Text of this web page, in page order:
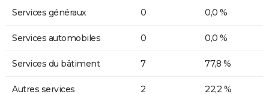
Services généraux 0 0,0 %
Services automobiles 0 0,0 %
Services du bâtiment 7 77,8 %
Autres services 2 22,2 %